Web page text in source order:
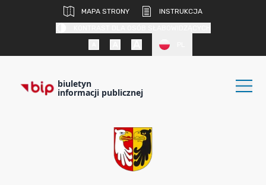
MAPA STRONY
INSTRUKCJA
biuletyn
informacji publicznej